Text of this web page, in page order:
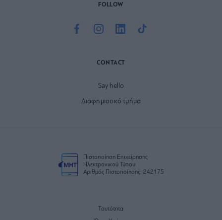
FOLLOW
CONTACT
Say hello
Διαφημιστικό τμήμα
Πιστοποίηση Επιχείρησης
Ηλεκτρονικού Τύπου
Αριθμός Πιστοποίησης: 242175
Ταυτότητα